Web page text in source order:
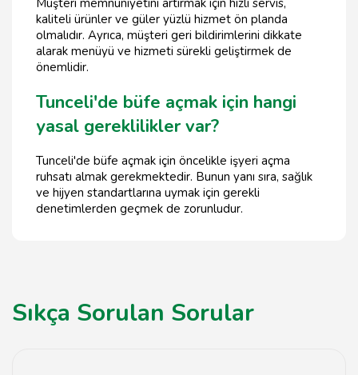
Müşteri memnuniyetini artırmak için hızlı servis,
kaliteli ürünler ve güler yüzlü hizmet ön planda
olmalıdır. Ayrıca, müşteri geri bildirimlerini dikkate
alarak menüyü ve hizmeti sürekli geliştirmek de
önemlidir.
Tunceli'de büfe açmak için hangi
yasal gereklilikler var?
Tunceli'de büfe açmak için öncelikle işyeri açma
ruhsatı almak gerekmektedir. Bunun yanı sıra, sağlık
ve hijyen standartlarına uymak için gerekli
denetimlerden geçmek de zorunludur.
Sıkça Sorulan Sorular